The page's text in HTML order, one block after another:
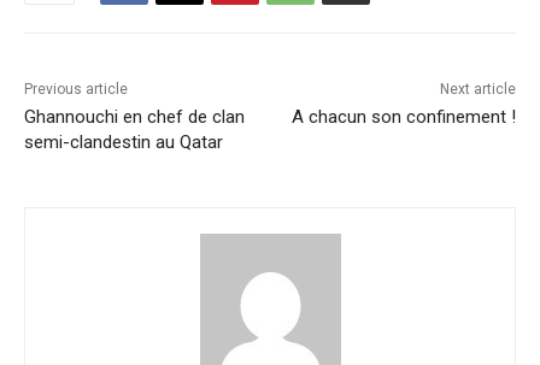
Previous article
Ghannouchi en chef de clan
semi-clandestin au Qatar
Next article
A chacun son confinement !‎